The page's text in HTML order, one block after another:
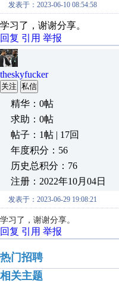
发表于：2023-06-10 08:54:58
学习了，谢谢分享。
回复 引用 举报
theskyfucker
关注 私信
精华：0帖
求助：0帖
帖子：1帖 | 17回
年度积分：56
历史总积分：76
注册：2022年10月04日
发表于：2023-06-29 19:08:21
学习了，谢谢分享。
回复 引用 举报
热门招聘
相关主题